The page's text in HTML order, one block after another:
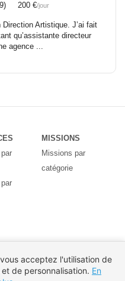
200 €/jour
Artistique. J’ai fait
qu’assistante directeur
agence ...
MISSIONS
Missions par
catégorie
acceptez l'utilisation de
de personnalisation. En